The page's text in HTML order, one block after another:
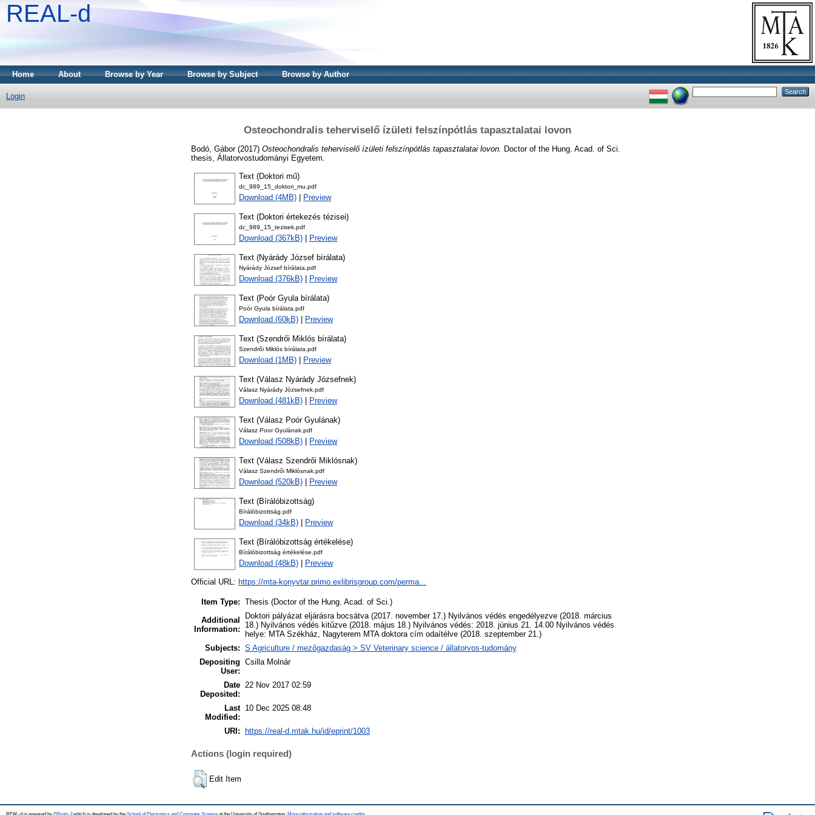
REAL-d
Home About Browse by Year Browse by Subject Browse by Author
Login
Osteochondralis teherviselő ízületi felszínpótlás tapasztalatai lovon
Bodó, Gábor(2017) Osteochondralis teherviselő ízületi felszínpótlás tapasztalatai lovon. Doctor of the Hung. Acad. of Sci.
thesis, Állatorvostudományi Egyetem.
Text (Doktori mű)
dc_989_15_doktori_mu.pdf
Download (4MB) Preview
Text (Doktori értekezés tézisei)
dc_989_15_tezisek.pdf
Download (367kB) Preview
Text (Nyárády József bírálata)
Nyárády József bírálata.pdf
Download (376kB) Preview
Text (Poór Gyula bírálata)
Poór Gyula bírálata.pdf
Download (60kB) Preview
Text (Szendrői Miklós bírálata)
Szendrői Miklós bírálata.pdf
Download (1MB) Preview
Text (Válasz Nyárády Józsefnek)
Válasz Nyárády Józsefnek.pdf
Download (481kB) Preview
Text (Válasz Poór Gyulának)
Válasz Poor Gyulának.pdf
Download (508kB) Preview
Text (Válasz Szendrői Miklósnak)
Válasz Szendrői Miklósnak.pdf
Download (520kB) Preview
Text (Bírálóbizottság)
Bírálóbizottság.pdf
Download (34kB) Preview
Text (Bírálóbizottság értékelése)
Bírálóbizottság értékelése.pdf
Download (48kB) Preview
Official URL: https://mta-konyvtar.primo.exlibrisgroup.com/perma...
Item Type: Thesis (Doctor of the Hung. Acad. of Sci.)
Additional
Information:
Doktori pályázat eljárásra bocsátva (2017. november 17.) Nyilvános védés engedélyezve (2018. március
18.) Nyilvános védés kitűzve (2018. május 18.) Nyilvános védés: 2018. június 21. 14.00 Nyilvános védés
helye: MTA Székház, Nagyterem MTA doktora cím odaítélve (2018. szeptember 21.)
Subjects: S Agriculture / mezőgazdaság > SV Veterinary science / állatorvos-tudomány
Depositing
User:
Csilla Molnár
Date
Deposited:
22 Nov 2017 02:59
Last
Modified:
10 Dec 2025 08:48
URI: https://real-d.mtak.hu/id/eprint/1003
Actions (login required)
Edit Item